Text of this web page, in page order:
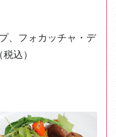
、フォカッチャ・デ
込）